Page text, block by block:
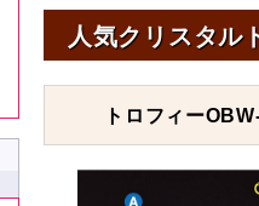
人気クリスタル
トロフィー